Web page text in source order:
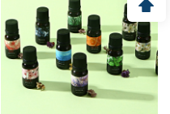
Cam Aroma Difüzörü